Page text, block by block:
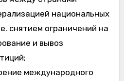
национальных
снятием ограничений на
и вывоз
международного